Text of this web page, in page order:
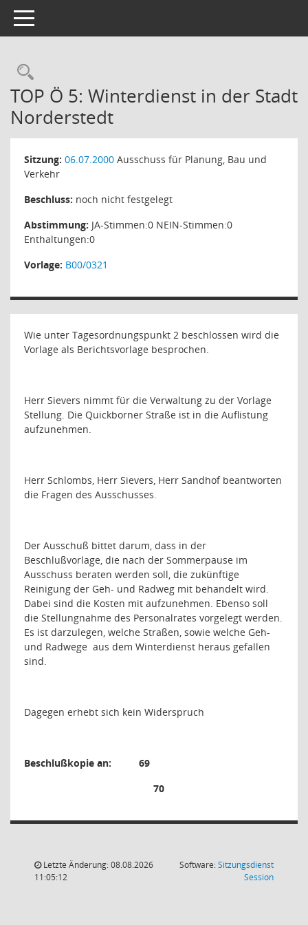
Toggle navigation
Rechercheauswahl
TOP Ö 5: Winterdienst in der Stadt
Norderstedt
Sitzung: 06.07.2000 Ausschuss für Planung, Bau und
Verkehr
Beschluss: noch nicht festgelegt
Abstimmung: JA-Stimmen:0 NEIN-Stimmen:0
Enthaltungen:0
Vorlage: B00/0321
Wie unter Tagesordnungspunkt 2 beschlossen wird die
Vorlage als Berichtsvorlage besprochen.
Herr Sievers nimmt für die Verwaltung zu der Vorlage
Stellung. Die Quickborner Straße ist in die Auflistung
aufzunehmen.
Herr Schlombs, Herr Sievers, Herr Sandhof beantworten
die Fragen des Ausschusses.
Der Ausschuß bittet darum, dass in der
Beschlußvorlage, die nach der Sommerpause im
Ausschuss beraten werden soll, die zukünftige
Reinigung der Geh- und Radweg mit behandelt wird.
Dabei sind die Kosten mit aufzunehmen. Ebenso soll
die Stellungnahme des Personalrates vorgelegt werden.
Es ist darzulegen, welche Straßen, sowie welche Geh-
und Radwege aus dem Winterdienst heraus gefallen
sind.
Dagegen erhebt sich kein Widerspruch
Beschlußkopie an:
69
70
Letzte Änderung: 08.08.2026
11:05:12
Software:Sitzungsdienst
Session(Wird in